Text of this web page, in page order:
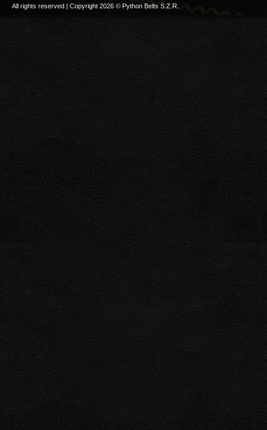
All rights reserved | Copyright 2026 © Python Belts S.Z.R.